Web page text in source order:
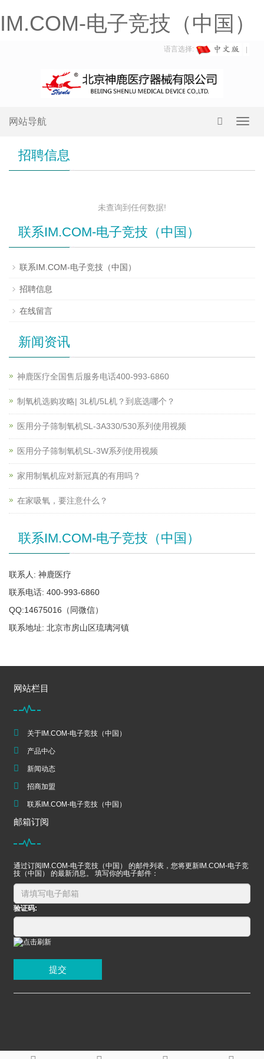
IM.COM-电子竞技（中国）
语言选择:
网站导航
招聘信息
未查询到任何数据!
联系IM.COM-电子竞技（中国）
联系IM.COM-电子竞技（中国）
招聘信息
在线留言
新闻资讯
神鹿医疗全国售后服务电话400-993-6860
制氧机选购攻略| 3L机/5L机？到底选哪个？
医用分子筛制氧机SL-3A330/530系列使用视频
医用分子筛制氧机SL-3W系列使用视频
家用制氧机应对新冠真的有用吗？
在家吸氧，要注意什么？
联系IM.COM-电子竞技（中国）
联系人: 神鹿医疗
联系电话: 400-993-6860
QQ:14675016（同微信）
联系地址: 北京市房山区琉璃河镇
网站栏目
关于IM.COM-电子竞技（中国）
产品中心
新闻动态
招商加盟
联系IM.COM-电子竞技（中国）
邮箱订阅
通过订阅IM.COM-电子竞技（中国） 的邮件列表，您将更新IM.COM-电子竞
技（中国） 的最新消息。 填写你的电子邮件：
验证码:
提交